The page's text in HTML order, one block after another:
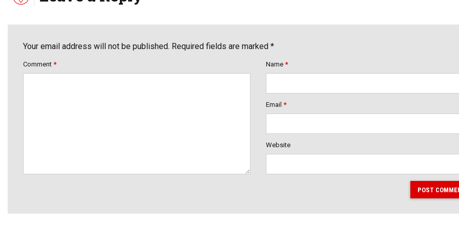
Your email address will not be published. Required fields are marked *
Comment * Name *
Email *
Website
POST